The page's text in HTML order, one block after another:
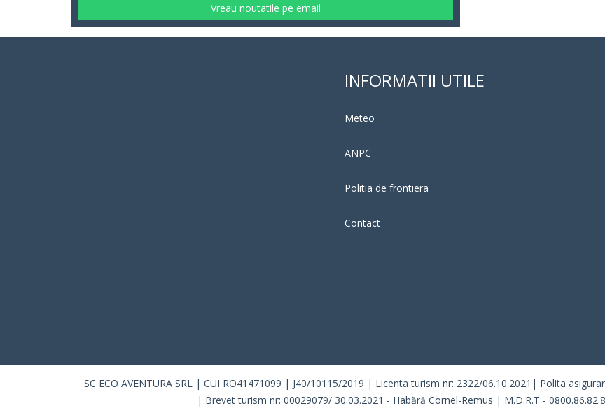
Vreau noutatile pe email
INFORMATII UTILE
Meteo
ANPC
Politia de frontiera
Contact
SC ECO AVENTURA SRL | CUI RO41471099 | J40/10115/2019 | Licenta turism nr: 2322/06.10.2021| Polita
| Brevet turism nr: 00029079/ 30.03.2021 - Habără Cornel-Remus | M.D.R.T -